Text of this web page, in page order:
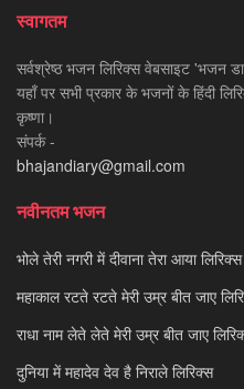
स्वागतम
सर्वश्रेष्ठ भजन लिरिक्स वेबसाइट 'भजन
यहाँ पर सभी प्रकार के भजनों के हिंदी
कृष्णा।
संपर्क -
bhajandiary@gmail.com
नवीनतम भजन
भोले तेरी नगरी में दीवाना तेरा आया लिरिक्स
महाकाल रटते रटते मेरी उम्र बीत जाए
राधा नाम लेते लेते मेरी उम्र बीत जाए
दुनिया में महादेव देव है निराले लिरिक्स